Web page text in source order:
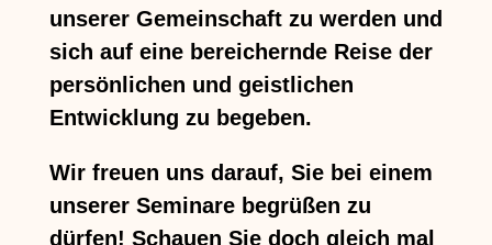
unserer Gemeinschaft zu werden und
sich auf eine bereichernde Reise der
persönlichen und geistlichen
Entwicklung zu begeben.
Wir freuen uns darauf, Sie bei einem
unserer Seminare begrüßen zu
dürfen! Schauen Sie doch gleich mal